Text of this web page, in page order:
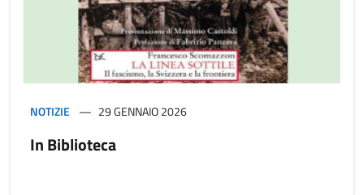
NOTIZIE 29 GENNAIO 2026
In Biblioteca